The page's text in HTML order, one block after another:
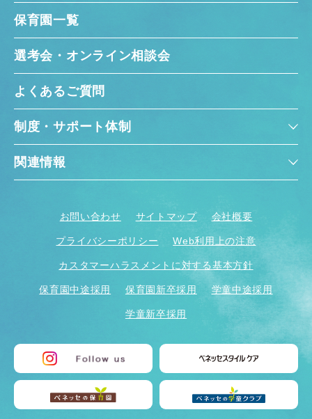
保育園一覧
選考会・オンライン相談会
よくあるご質問
制度・サポート体制
関連情報
お問い合わせ サイトマップ 会社概要
プライバシーポリシー Web利用上の注意
カスタマーハラスメントに対する基本方針
保育園中途採用 保育園新卒採用 学童中途採用
学童新卒採用